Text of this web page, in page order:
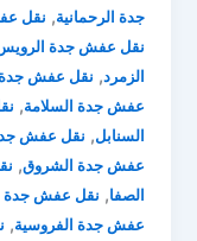
جدة الرحمانية, نقل
نقل عفش جدة
الزمرد, نقل عفش جدة
عفش جدة السلامة,
السنابل, نقل عفش
عفش جدة الشروق,
الصفا, نقل عفش جدة
عفش جدة الفروسية,